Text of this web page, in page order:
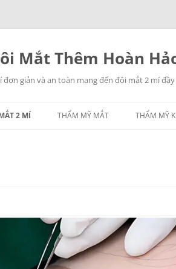
Mắt Thêm Hoàn
giản và an toàn mang đến đôi mắt 2 mí
2 MÍ THẨM MỸ MẮT THẨM MỸ
CÁC